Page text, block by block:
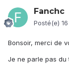
Fanchc
Posté(e)
Bonsoir, merci de
Je ne parle pas du